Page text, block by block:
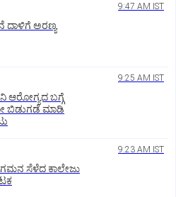
9:47 AM IST
ದಾಳಿಗೆ ಅರಣ್ಯ
9:25 AM IST
ಆರೋಗ್ಯದ ಬಗ್ಗೆ
ಬಿಡುಗಡೆ ಮಾಡಿ
9:23 AM IST
ಗಮನ ಸೆಳೆದ ಕಾಲೇಜು